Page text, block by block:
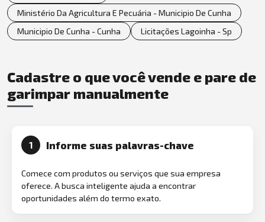
Ministério Da Agricultura E Pecuária - Municipio De Cunha
Municipio De Cunha - Cunha
Licitações Lagoinha - Sp
Cadastre o que você vende e pare de
garimpar manualmente
1 Informe suas palavras-chave
Comece com produtos ou serviços que sua empresa
oferece. A busca inteligente ajuda a encontrar
oportunidades além do termo exato.